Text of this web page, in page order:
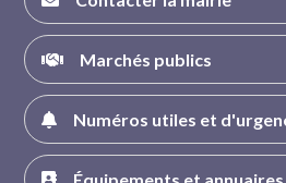
Marchés publics
Numéros utiles et